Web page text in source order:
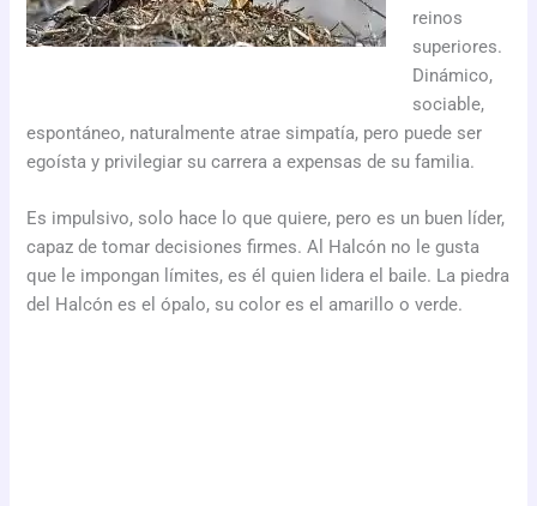
reinos
superiores.
Dinámico,
sociable,
espontáneo, naturalmente atrae simpatía, pero puede ser
egoísta y privilegiar su carrera a expensas de su familia.
Es impulsivo, solo hace lo que quiere, pero es un buen líder,
capaz de tomar decisiones firmes. Al Halcón no le gusta
que le impongan límites, es él quien lidera el baile. La piedra
del Halcón es el ópalo, su color es el amarillo o verde.